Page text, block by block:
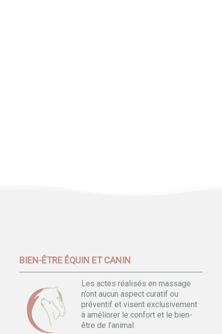
BIEN-ÊTRE ÉQUIN ET CANIN
Les actes réalisés en massage
n’ont aucun aspect curatif ou
préventif et visent exclusivement
à améliorer le confort et le bien-
être de l’animal.